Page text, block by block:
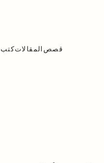
قصص المقالاتكتب